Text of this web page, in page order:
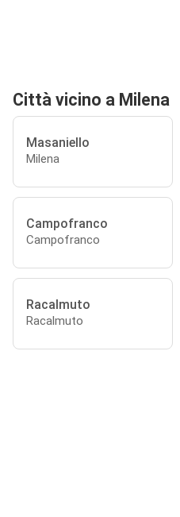
Città vicino a Milena
Masaniello
Milena
Campofranco
Campofranco
Racalmuto
Racalmuto